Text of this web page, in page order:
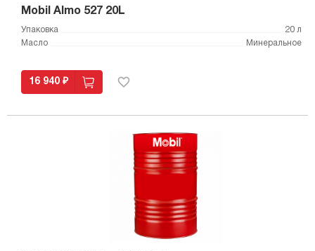
Mobil Almo 527 20L
Упаковка
20 л
Масло
Минеральное
16 940 ₽